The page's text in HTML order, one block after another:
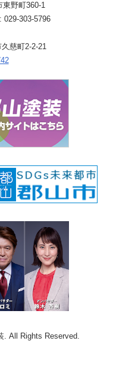
東野町360-1
303-5796
慈町2-2-21
. All Rights Reserved.